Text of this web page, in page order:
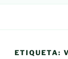
ETIQUETA: